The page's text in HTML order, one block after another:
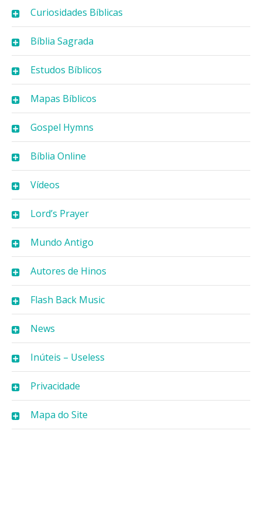
Curiosidades Bíblicas
Bíblia Sagrada
Estudos Bíblicos
Mapas Bíblicos
Gospel Hymns
Bíblia Online
Vídeos
Lord’s Prayer
Mundo Antigo
Autores de Hinos
Flash Back Music
News
Inúteis – Useless
Privacidade
Mapa do Site